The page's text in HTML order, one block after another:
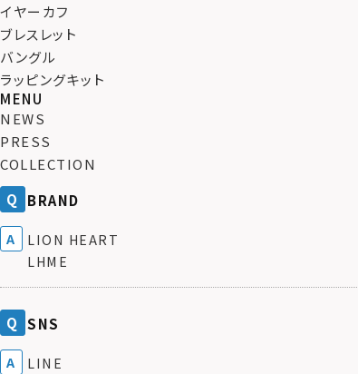
イヤーカフ
ブレスレット
バングル
ラッピングキット
MENU
NEWS
PRESS
COLLECTION
BRAND
LION HEART
LHME
SNS
LINE